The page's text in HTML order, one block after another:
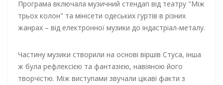
Програма включала музичний стендап від театру "Між
трьох колон" та мінісети одеських гуртів в різних
жанрах – від електронної музики до індастріал-металу.
Частину музики створили на основі віршів Стуса, інша
ж була рефлексією та фантазією, навіяною його
творчістю. Між виступами звучали цікаві факти з